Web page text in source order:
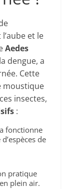
et le
Aedes
dengue, a
Cette
moustique
insectes,
:
fonctionne
de
pratique
plein air.